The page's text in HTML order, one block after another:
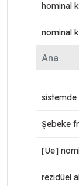
Ana
hominal
nominal
sistemde
Şebeke
[Ue]
rezidüel